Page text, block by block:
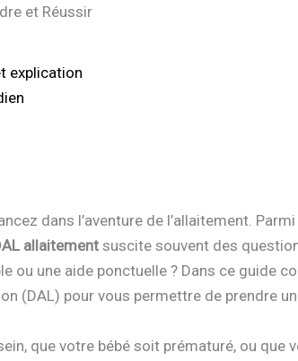
et Réussir
explication
dans l’aventure de l’allaitement.
allaitement suscite souvent des
ou une aide ponctuelle ? Dans ce guide
(DAL) pour vous permettre de prendre
que votre bébé soit prématuré, ou que